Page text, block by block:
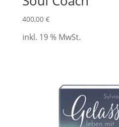
400,00 €
inkl. 19 % MwSt.